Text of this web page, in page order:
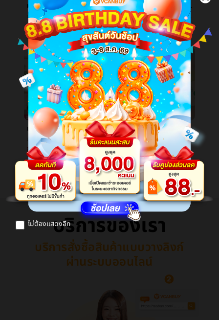
ไม่ต้องแสดงอีก
เด็กตารางการศึกษานักเรียนเคาน์เตอร์สามารถลงมือหมุนเนื้อไม้โต๊ะเรียนนักเรียนยกด้านหลังโต๊ะเขียนหนังสือคอมพิวเตอร์ตาราง
เด็กตารางการศึกษานักเรียนเคาน์เตอร์สามารถลงมือหมุนเนื้อไม้โต๊ะเรียนนักเรียนยกด้านหลังโต๊ะเขียนหนังสือคอมพิวเตอร์ตาราง
฿2,064.66
Retroอารมณ์ใหม่แสงฟุ่มเฟือยคัดลอกไข่มุกสร้อยคอหญิงชนกลุ่มน้อยขนาดเล็กสูงออกแบบกระดูกไหปลาร้าโซ่ร้อยเอาฤดูใบไม้ผลิคอโซ่
Retroอารมณ์ใหม่แสงฟุ่มเฟือยคัดลอกไข่มุกสร้อยคอหญิงชนกลุ่มน้อยขนาดเล็กสูงออกแบบกระดูกไหปลาร้าโซ่ร้อยเอาฤดูใบไม้ผลิคอโซ่
฿23.57
เพลงความฉลาดเด็กเลื่อยเล็ก3-6ปีที่ผ่านมาสูงçความฉลาดของเล่นสอนพัฒนาทารกต้นเรียนรู้กระดาษภาษาอังกฤษเลื่อยเล็ก
เพลงความฉลาดเด็กเลื่อยเล็ก3-6ปีที่ผ่านมาสูงçความฉลาดของเล่นสอนพัฒนาทารกต้นเรียนรู้กระดาษภาษาอังกฤษเลื่อยเล็ก
฿19.64
เมตรCherหายใจกระดาษน้ำมันบนใบหน้านางสาวการควบคุมน้ำมันสะอาดรวยหายใจพื้นผิวใบหน้าไปกระดาษน้ำมันถ่านหายใจน้ำมันพื้นผิวçº¸
เมตรCherหายใจกระดาษน้ำมันบนใบหน้านางสาวการควบคุมน้ำมันสะอาดรวยหายใจพื้นผิวใบหน้าไปกระดาษน้ำมันถ่านหายใจน้ำมันพื้นผิวçº¸
฿8.28
ดูสินค้าเพิ่ม
บริการของเรา
บริการสั่งซื้อสินค้าแบบวางลิงก์
ผ่านระบบออนไลน์